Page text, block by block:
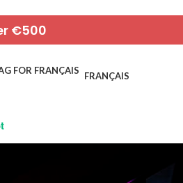
€500
FRANÇAIS